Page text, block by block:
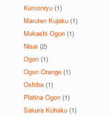
Kumonryu (1)
Maruten Kujaku (1)
Mukashi Ogon (1)
Nisai (2)
Ogon (1)
Ogon Orange (1)
Oshiba (1)
Platina Ogon (1)
Sakura Kohaku (1)